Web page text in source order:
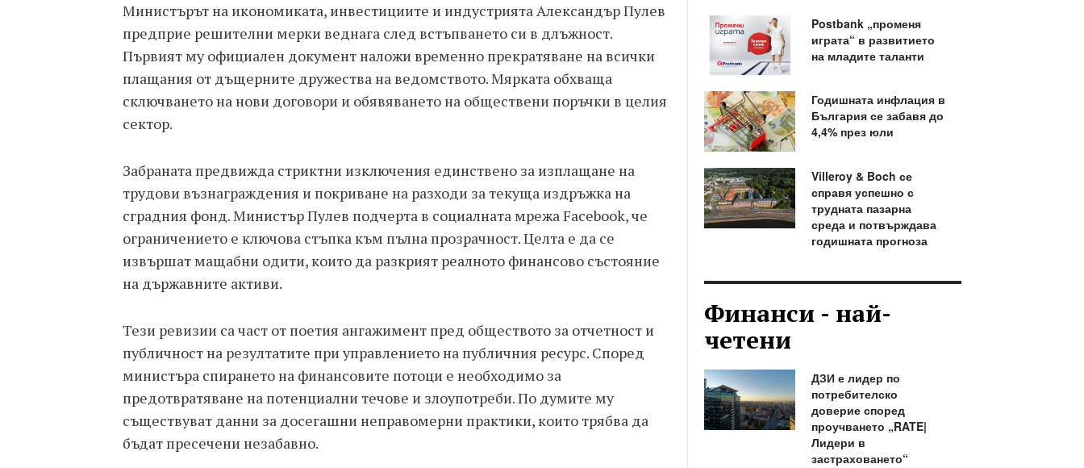
Министърът на икономиката, инвестициите и индустрията Александър Пулев
предприе решителни мерки веднага след встъпването си в длъжност.
Първият му официален документ наложи временно прекратяване на всички
плащания от дъщерните дружества на ведомството. Мярката обхваща
сключването на нови договори и обявяването на обществени поръчки в целия
сектор.
Забраната предвижда стриктни изключения единствено за изплащане на
трудови възнаграждения и покриване на разходи за текуща издръжка на
сградния фонд. Министър Пулев подчерта в социалната мрежа Facebook, че
ограничението е ключова стъпка към пълна прозрачност. Целта е да се
извършат мащабни одити, които да разкрият реалното финансово състояние
на държавните активи.
Тези ревизии са част от поетия ангажимент пред обществото за отчетност и
публичност на резултатите при управлението на публичния ресурс. Според
министъра спирането на финансовите потоци е необходимо за
предотвратяване на потенциални течове и злоупотреби. По думите му
съществуват данни за досегашни неправомерни практики, които трябва да
бъдат пресечени незабавно.
Postbank „променя
играта“ в развитието
на младите таланти
Годишната инфлация в
България се забавя до
4,4% през юли
Villeroy & Boch се
справя успешно с
трудната пазарна
среда и потвърждава
годишната прогноза
Финанси - най-
четени
ДЗИ е лидер по
потребителско
доверие според
проучването „RATE|
Лидери в
застраховането“